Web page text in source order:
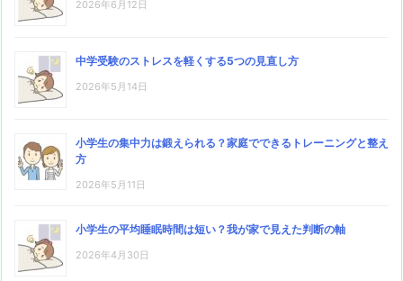
2026年6月12日
中学受験のストレスを軽くする5つの見直し方
2026年5月14日
小学生の集中力は鍛えられる？家庭でできるトレーニングと整え
方
2026年5月11日
小学生の平均睡眠時間は短い？我が家で見えた判断の軸
2026年4月30日